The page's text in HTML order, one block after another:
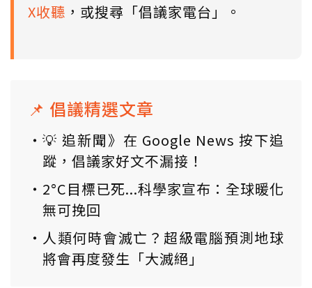
X收聽 ，或搜尋「倡議家電台」。
📌 倡議精選文章
💡 追新聞》在 Google News 按下追
蹤，倡議家好文不漏接！
2°C目標已死...科學家宣布：全球暖化
無可挽回
人類何時會滅亡？超級電腦預測地球
將會再度發生「大滅絕」